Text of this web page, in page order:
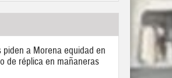
piden a Morena equidad en
de réplica en mañaneras